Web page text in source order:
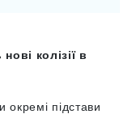
колізії в
окремі підстави